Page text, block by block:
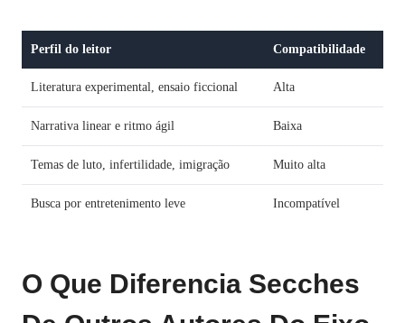
Perfil do leitor Compatibilidade
Literatura experimental, ensaio ficcional Alta
Narrativa linear e ritmo ágil Baixa
Temas de luto, infertilidade, imigração Muito alta
Busca por entretenimento leve Incompatível
O Que Diferencia Secches